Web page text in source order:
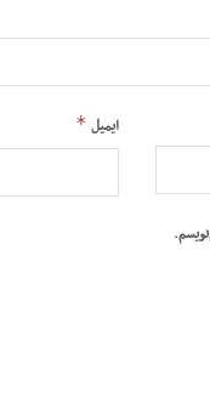
ایمیل *